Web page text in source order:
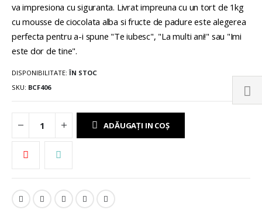
va impresiona cu siguranta. Livrat impreuna cu un tort de 1kg
cu mousse de ciocolata alba si fructe de padure este alegerea
perfecta pentru a-i spune "Te iubesc", "La multi ani!" sau "Imi
este dor de tine".
DISPONIBILITATE: ÎN STOC
SKU BCF406
ADĂUGAȚI IN COȘ